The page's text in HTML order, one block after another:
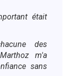
était
des
m'a
sans